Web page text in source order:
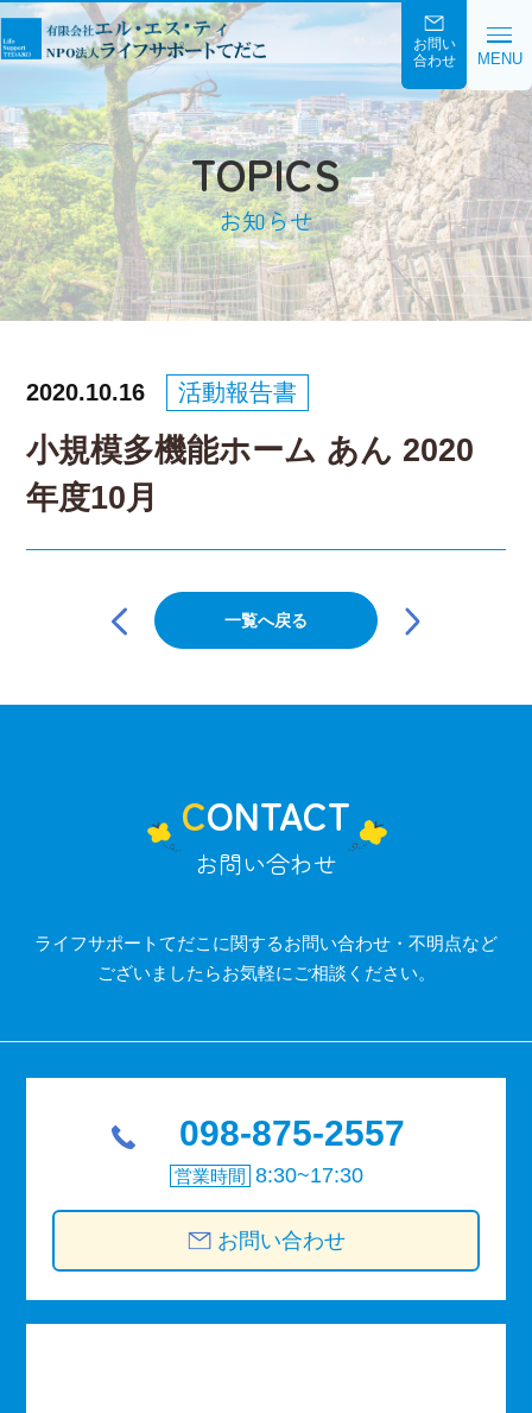
お問い
合わせ
MENU
TOPICS
お知らせ
小規模多機能ホーム あん 2020
年度10月
2020.10.16 活動報告書
シ
一覧へ戻る
CONTACT
お問い合わせ
ライフサポートてだこに関するお問い合わせ・不明点など
ございましたらお気軽にご相談ください。
098-875-2557
営業時間 8:30~17:30
お問い合わせ